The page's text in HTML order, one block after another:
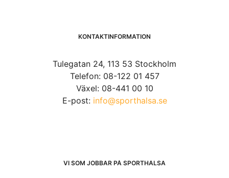
KONTAKTINFORMATION
Tulegatan 24, 113 53 Stockholm
Telefon: 08-122 01 457
Växel: 08-441 00 10
E-post: info@sporthalsa.se
VI SOM JOBBAR PÅ SPORTHÄLSA